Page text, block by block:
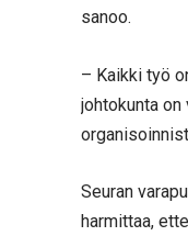
sanoo.
– Kaikki työ
johtokunta
Seuran
harmittaa,